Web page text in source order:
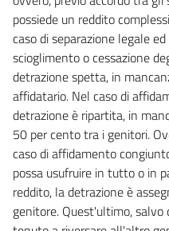
possiede un reddito
caso di separazione legale
scioglimento o cessazione
detrazione spetta, in
affidatario. Nel caso di
detrazione è ripartita, in
50 per cento tra i genitori.
caso di affidamento
possa usufruire in tutto o in
reddito, la detrazione è
genitore. Quest'ultimo,